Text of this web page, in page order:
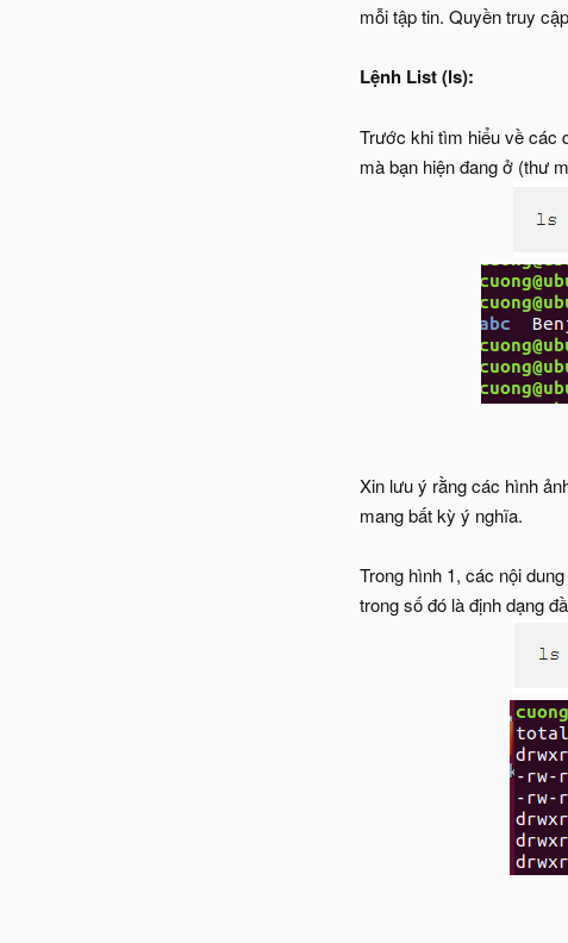
mỗi tập tin. Quyền truy
Lệnh List (ls):
Trước khi tìm hiểu về các
mà bạn hiện đang ở (thư
Xin lưu ý rằng các hình
mang bất kỳ ý nghĩa.
Trong hình 1, các nội
trong số đó là định dạng